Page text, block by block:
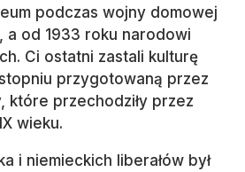
podczas wojny domowej
a od 1933 roku narodowi
Ci ostatni zastali kulturę
przygotowaną przez
które przechodziły przez
wieku.
i niemieckich liberałów był